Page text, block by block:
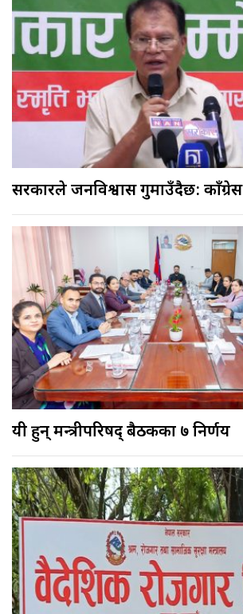
सरकारले जनविश्वास गुमाउँदैछ: काँग्रेस
यी हुन् मन्त्रीपरिषद् बैठकका ७ निर्णय